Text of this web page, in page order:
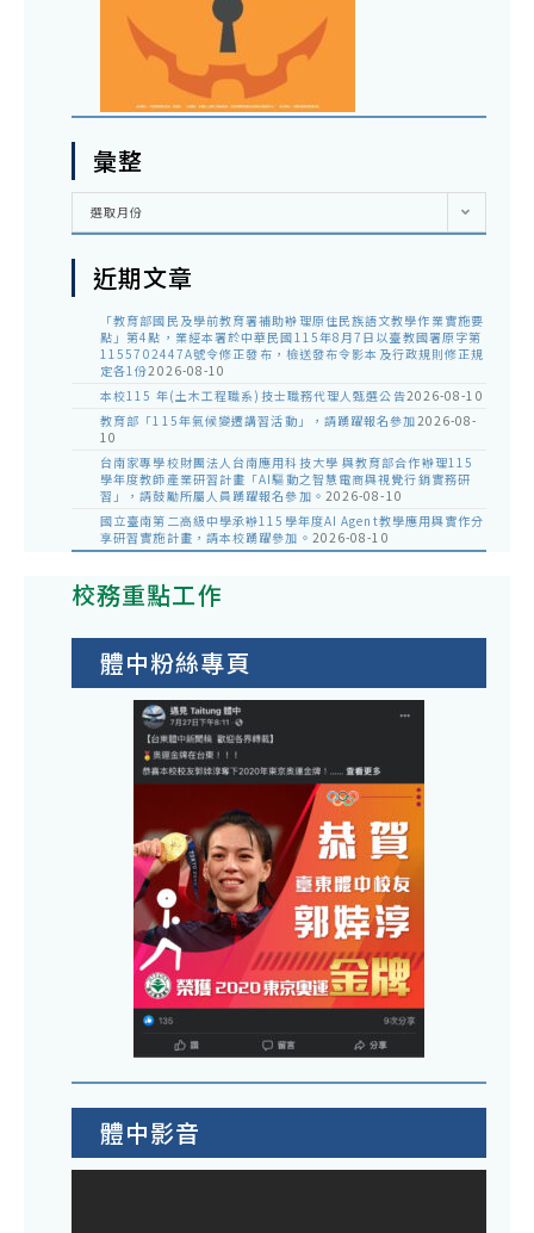
彙整
彙
選取月份
近期文章
「教育部國民及學前教育署補助辦理原住民族語文教學作業實施要
點」第4點，業經本署於中華民國115年8月7日以臺教國署原字第
1155702447A號令修正發布，檢送發布令影本及行政規則修正規
定各1份2026-08-10
本校115 年(土木工程職系)技士職務代理人甄選公告2026-08-10
教育部「115年氣候變遷講習活動」，請踴躍報名參加2026-08-
10
台南家專學校財團法人台南應用科技大學 與教育部合作辦理115
學年度教師產業研習計畫「AI驅動之智慧電商與視覺行銷實務研
習」，請鼓勵所屬人員踴躍報名參加。 2026-08-10
國立臺南第二高級中學承辦115學年度AI Agent教學應用與實作分
享研習實施計畫，請本校踴躍參加。 2026-08-10
校務重點工作
體中粉絲專頁
體中影音